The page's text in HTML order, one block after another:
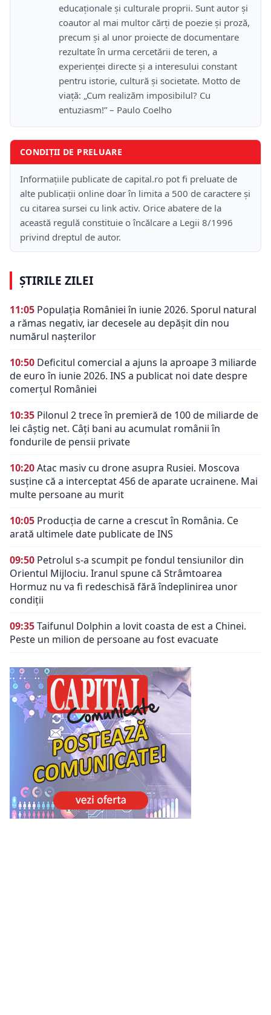
educaționale și culturale proprii. Sunt autor și
coautor al mai multor cărți de poezie și proză,
precum și al unor proiecte de documentare
rezultate în urma cercetării de teren, a
experienței directe și a interesului constant
pentru istorie, cultură și societate. Motto de
viață: „Cum realizăm imposibilul? Cu
entuziasm!” – Paulo Coelho
CONDIȚII DE PRELUARE
Informațiile publicate de capital.ro pot fi preluate de
alte publicații online doar în limita a 500 de caractere și
cu citarea sursei cu link activ. Orice abatere de la
această regulă constituie o încălcare a Legii 8/1996
privind dreptul de autor.
ȘTIRILE ZILEI
11:05 Populația României în iunie 2026. Sporul natural
a rămas negativ, iar decesele au depășit din nou
numărul nașterilor
10:50 Deficitul comercial a ajuns la aproape 3 miliarde
de euro în iunie 2026. INS a publicat noi date despre
comerțul României
10:35 Pilonul 2 trece în premieră de 100 de miliarde de
lei câștig net. Câți bani au acumulat românii în
fondurile de pensii private
10:20Atac masiv cu drone asupra Rusiei. Moscova
susține că a interceptat 456 de aparate ucrainene. Mai
multe persoane au murit
10:05 Producția de carne a crescut în România. Ce
arată ultimele date publicate de INS
09:50 Petrolul s-a scumpit pe fondul tensiunilor din
Orientul Mijlociu. Iranul spune că Strâmtoarea
Hormuz nu va fi redeschisă fără îndeplinirea unor
condiții
09:35Taifunul Dolphin a lovit coasta de est a Chinei.
Peste un milion de persoane au fost evacuate